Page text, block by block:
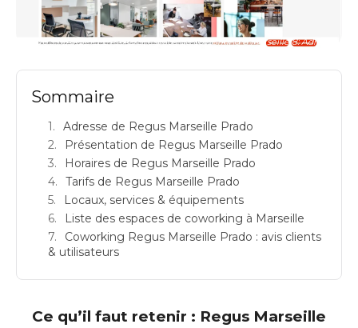
REGUS MARSEILLE PRADO: espace de coworking à Marseille 8: Adresse
Sommaire
Adresse de Regus Marseille Prado
Présentation de Regus Marseille Prado
Horaires de Regus Marseille Prado
Tarifs de Regus Marseille Prado
Locaux, services & équipements
Liste des espaces de coworking à Marseille
Coworking Regus Marseille Prado : avis clients
& utilisateurs
Ce qu’il faut retenir : Regus Marseille